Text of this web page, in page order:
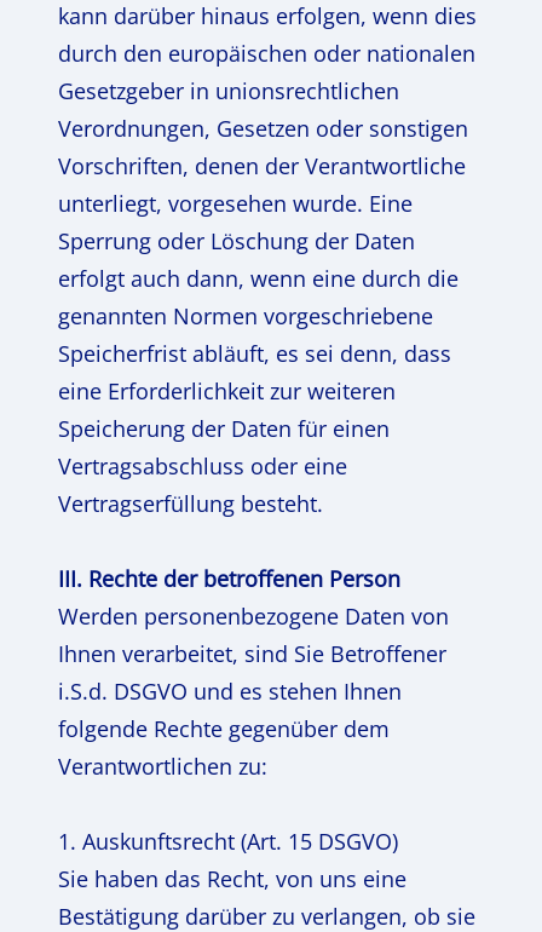
kann darüber hinaus erfolgen, wenn dies
durch den europäischen oder nationalen
Gesetzgeber in unionsrechtlichen
Verordnungen, Gesetzen oder sonstigen
Vorschriften, denen der Verantwortliche
unterliegt, vorgesehen wurde. Eine
Sperrung oder Löschung der Daten
erfolgt auch dann, wenn eine durch die
genannten Normen vorgeschriebene
Speicherfrist abläuft, es sei denn, dass
eine Erforderlichkeit zur weiteren
Speicherung der Daten für einen
Vertragsabschluss oder eine
Vertragserfüllung besteht.
III. Rechte der betroffenen Person
Werden personenbezogene Daten von
Ihnen verarbeitet, sind Sie Betroffener
i.S.d. DSGVO und es stehen Ihnen
folgende Rechte gegenüber dem
Verantwortlichen zu:
1. Auskunftsrecht (Art. 15 DSGVO)
Sie haben das Recht, von uns eine
Bestätigung darüber zu verlangen, ob sie